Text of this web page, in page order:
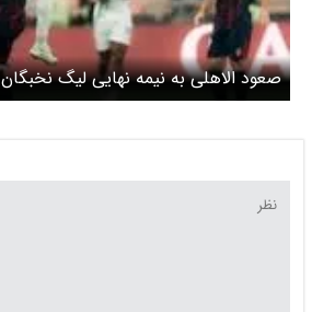
صعود الاهلی به نیمه نهایی لیگ نخبگان